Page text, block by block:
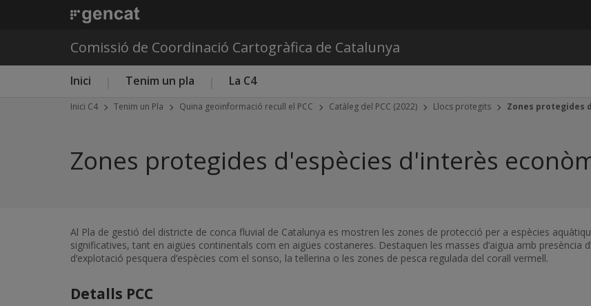
Comissió de Coordinació Cartogràfica de Catalunya
Menú principal C4
Inici Tenim un pla La C4
Inici C4 Tenim un Pla Quina geoinformació recull el PCC Catàleg del PCC (2022) Llocs protegits Zones protegides
Zones protegides d'espècies d'interès
Al Pla de gestió del districte de conca fluvial de Catalunya es mostren les zones de protecció per a espècies
significatives, tant en aigües continentals com en aigües costaneres. Destaquen les masses d’aigua amb presència
d’explotació pesquera d’espècies com el sonso, la tellerina o les zones de pesca regulada del corall vermell.
Detalls PCC